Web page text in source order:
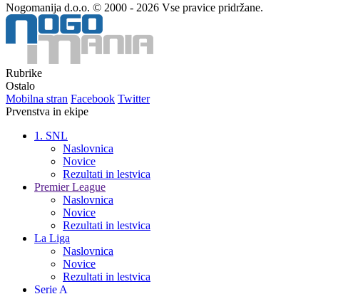
Nogomanija d.o.o. © 2000 - 2026 Vse pravice pridržane.
Rubrike
Ostalo
Mobilna stran Facebook Twitter
Prvenstva in ekipe
1. SNL
Naslovnica
Novice
Rezultati in lestvica
Premier League
Naslovnica
Novice
Rezultati in lestvica
La Liga
Naslovnica
Novice
Rezultati in lestvica
Serie A